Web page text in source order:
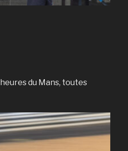
du Mans, toutes